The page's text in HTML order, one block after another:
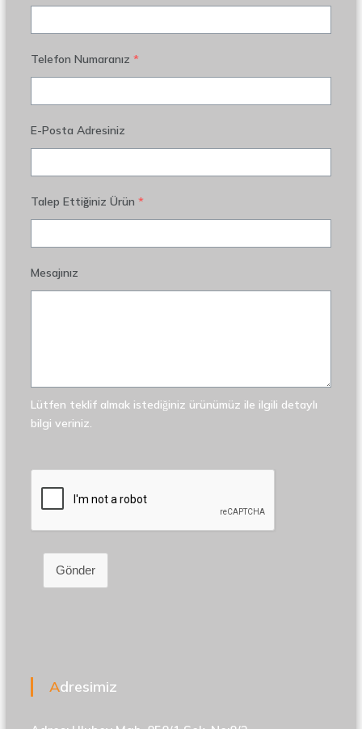
Telefon Numaranız *
E-Posta Adresiniz
Talep Ettiğiniz Ürün *
Mesajınız
Lütfen teklif almak istediğiniz ürünümüz ile ilgili detaylı
bilgi veriniz.
Gönder
Adresimiz